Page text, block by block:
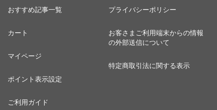
おすすめ記事一覧
カート
マイページ
ポイント表示設定
ご利用ガイド
プライバシーポリシー
お客さまご利用端末からの情報
の外部送信について
特定商取引法に関する表示